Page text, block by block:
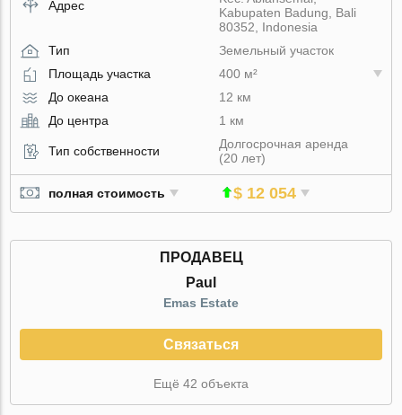
Адрес
Kabupaten Badung, Bali
80352, Indonesia
Тип
Земельный участок
Площадь участка
400 м²
До океана
12 км
До центра
1 км
Тип собственности
Долгосрочная аренда
(20 лет)
полная стоимость $ 12 054
ПРОДАВЕЦ
Paul
Emas Estate
Связаться
Ещё 42 объекта